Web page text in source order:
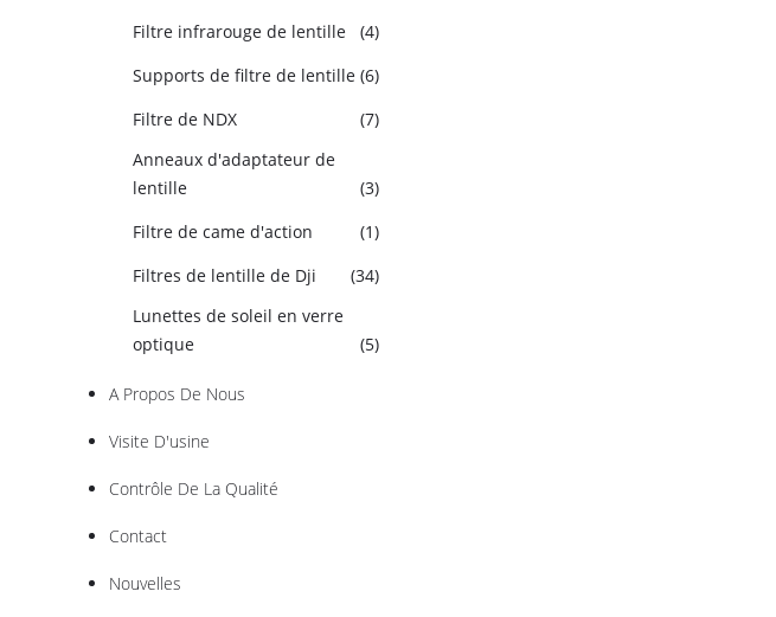
Filtre infrarouge de lentille
(4)
Supports de filtre de lentille (6)
Filtre de NDX
(7)
Anneaux d'adaptateur de
lentille
(3)
Filtre de came d'action
(1)
Filtres de lentille de Dji
(34)
Lunettes de soleil en verre
optique
(5)
A Propos De Nous
Visite D'usine
Contrôle De La Qualité
Contact
Nouvelles